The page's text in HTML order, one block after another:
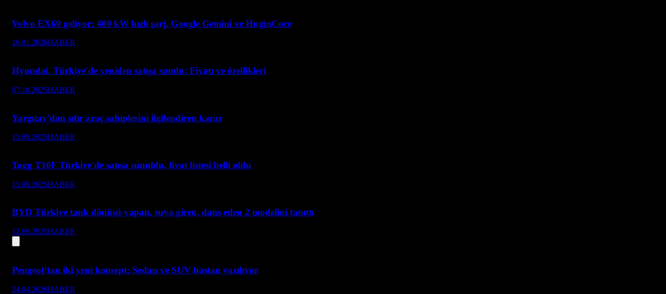
Volvo EX60 geliyor: 400 kW hızlı şarj, Google Gemini ve HuginCore
16.01.2026HABER
Hyundai, Türkiye'de yeniden satışa sundu: Fiyatı ve özellikleri
07.10.2025HABER
Yargıtay'dan sıfır araç sahiplerini ilgilendiren karar
15.09.2025HABER
Togg T10F Türkiye'de satışa sunuldu, fiyat listesi belli oldu
15.09.2025HABER
BYD Türkiye tank dönüşü yapan, suya giren, dans eden 2 modelini tanıttı
12.09.2025HABER
Peugeot’tan iki yeni konsept: Sedan ve SUV baştan yazılıyor
24.04.2026HABER